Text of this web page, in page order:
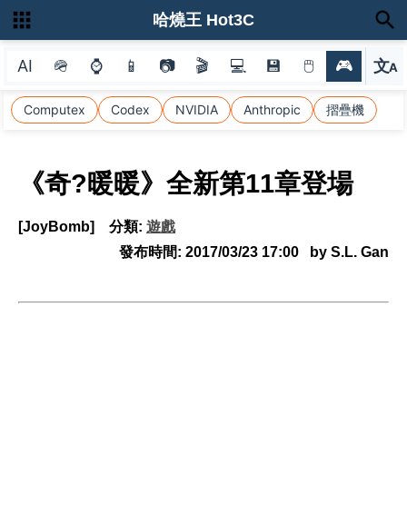
AI 🪖 ⌚ 📱 📷 🎬 💻 💾 🖱 🎮 文A
選
Computex Codex NVIDIA Anthropic 摺疊機
哈燒王 Hot3C
《奇?暖暖》全新第11章登場
[JoyBomb] 分類: 遊戲
發布時間: 2017/03/23 17:00 by S.L. Gan